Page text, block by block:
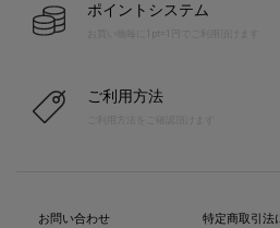
ポイントシステム
お買い物毎に1pt=1円でご利用頂けます
ご利用方法
お問い合わせ
特定商取引法